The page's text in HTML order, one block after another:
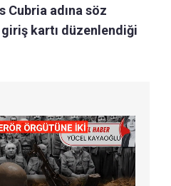
Cubria adına söz
kartı düzenlendiği